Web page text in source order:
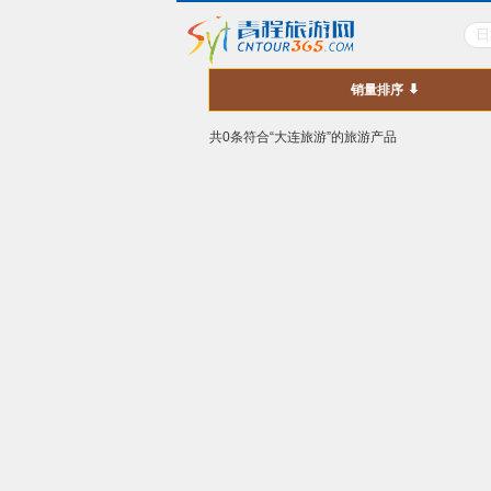
销量排序
共0条符合“大连旅游”的旅游产品